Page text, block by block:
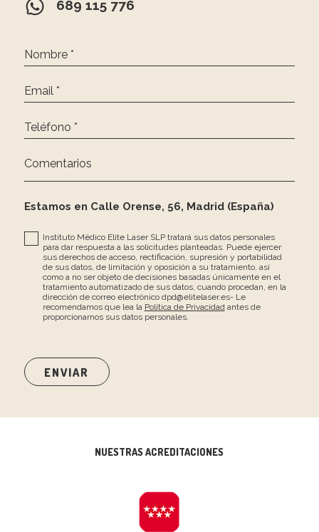
689 115 776
Nombre *
Email *
Teléfono *
Comentarios
Estamos en Calle Orense, 56, Madrid (España)
Instituto Médico Elite Laser SLP tratará sus datos personales
para dar respuesta a las solicitudes planteadas. Puede ejercer
sus derechos de acceso, rectificación, supresión y portabilidad
de sus datos, de limitación y oposición a su tratamiento, así
como a no ser objeto de decisiones basadas únicamente en el
tratamiento automatizado de sus datos, cuando procedan, en la
dirección de correo electrónico dpd@elitelaser.es- Le
recomendamos que lea la Política de Privacidad antes de
proporcionarnos sus datos personales.
NUESTRAS ACREDITACIONES